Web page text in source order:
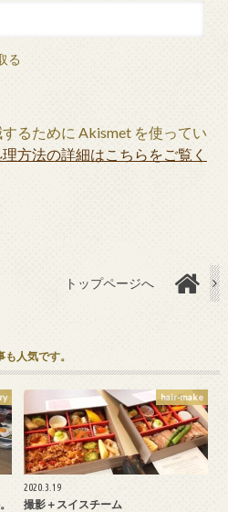
る
るために Akismet を使ってい
方法の詳細はこちらをご覧く
トップページへ
人気です。
hair-make
2020.3.19
撮影＋スイスチーム